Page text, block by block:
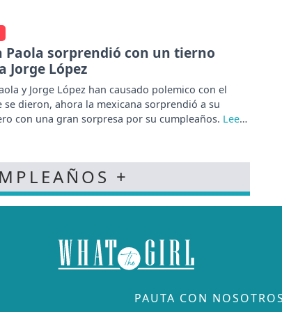
Paola sorprendió con un tierno
Jorge López
y Jorge López han causado polemico con el
se dieron, ahora la mexicana sorprendió a su
con una gran sorpresa por su cumpleaños.
+
PAUTA CON